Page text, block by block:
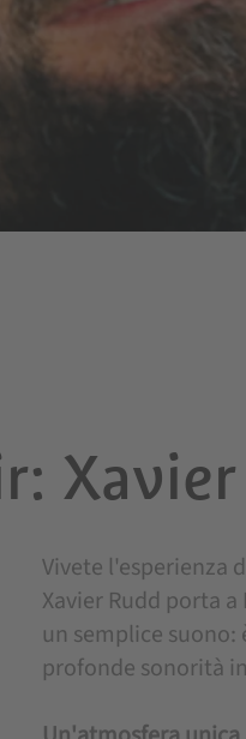
Vivete l'esperienza
Xavier Rudd porta
un semplice
profonde sonorità